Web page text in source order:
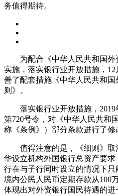
务值得期待。
为配合《中华人民共和国
实施，落实银行业开放措施，
善了配套措施《中华人民共和
则》。
落实银行业开放措施，
第720号令，对《中华人民共和
称《条例》）部分条款进行了修
值得注意的是，《细则》
华设立机构外国银行总资产要
行在与子行同时设立的情况下只
境内公民人民币定期存款从100
体现出对外资银行国民待遇的进